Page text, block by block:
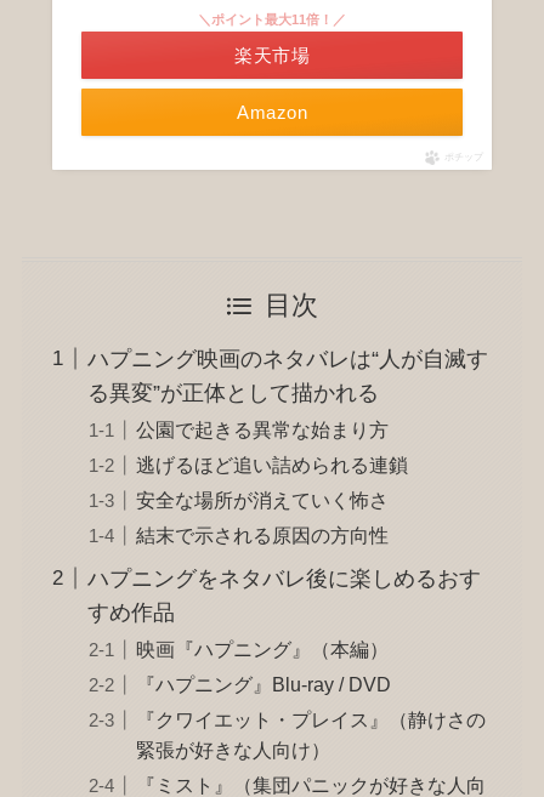
Amazon
＼ポイント最大11倍！／
楽天市場
ポチップ
目次
ハプニング映画のネタバレは“人が自滅す
る異変”が正体として描かれる
公園で起きる異常な始まり方
逃げるほど追い詰められる連鎖
安全な場所が消えていく怖さ
結末で示される原因の方向性
ハプニングをネタバレ後に楽しめるおす
すめ作品
映画『ハプニング』（本編）
『ハプニング』Blu-ray / DVD
『クワイエット・プレイス』（静けさの
緊張が好きな人向け）
『ミスト』（集団パニックが好きな人向